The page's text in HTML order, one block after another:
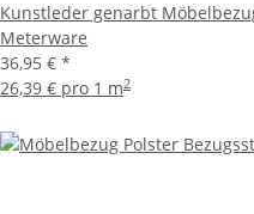
Kunstleder genarbt
Meterware
36,95 € *
26,39 € pro 1 m2